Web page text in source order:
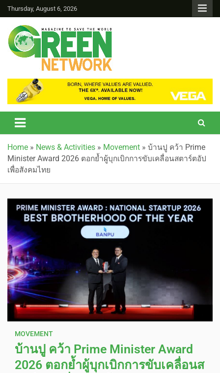
Thursday, August 6, 2026
Green Network
Home » News & Activities » Movement » บ้านปู คว้า Prime
Minister Award 2026 ตอกย้ำผู้บุกเบิกการขับเคลื่อนสตาร์ตอัป
เพื่อสังคมไทย
MOVEMENT
บ้านปู คว้า Prime Minister Award
2026 ตอกย้ำผู้บุกเบิกการขับเคลื่อนส